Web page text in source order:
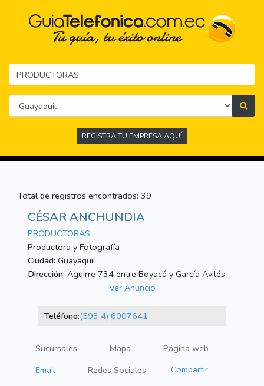
REGISTRA TU EMPRESA AQUÍ
Total de registros encontrados: 39
CÉSAR ANCHUNDIA
PRODUCTORAS
Productora y Fotografía
Ciudad: Guayaquil
Dirección: Aguirre 734 entre Boyacá y García Avilés
Ver Anuncio
Teléfono:(593 4) 6007641
Sucursales Mapa
Página web
Email
Redes Sociales Compartir